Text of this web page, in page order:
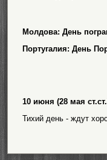
Молдова: День
Португалия: День
10 июня (28 мая
Тихий день - ждут